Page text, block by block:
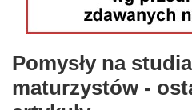
Pomysły na
maturzystów -